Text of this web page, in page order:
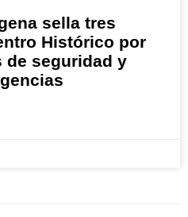
sella tres
Histórico por
de seguridad y